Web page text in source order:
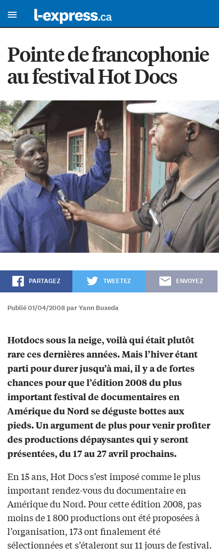
Pointe de francophonie
au festival Hot Docs
PARTAGEZ TWEETEZ ENVOYEZ
Publié 01/04/2008 par Yann Buxeda
Hotdocs sous la neige, voilà qui était plutôt
rare ces dernières années. Mais l’hiver étant
parti pour durer jusqu’à mai, il y a de fortes
chances pour que l’édition 2008 du plus
important festival de documentaires en
Amérique du Nord se déguste bottes aux
pieds. Un argument de plus pour venir profiter
des productions dépaysantes qui y seront
présentées, du 17 au 27 avril prochains.
En 15 ans, Hot Docs s’est imposé comme le plus
important rendez-vous du documentaire en
Amérique du Nord. Pour cette édition 2008, pas
moins de 1 800 productions ont été proposées à
l’organisation, 173 ont finalement été
sélectionnées et s’étaleront sur 11 jours de festival.